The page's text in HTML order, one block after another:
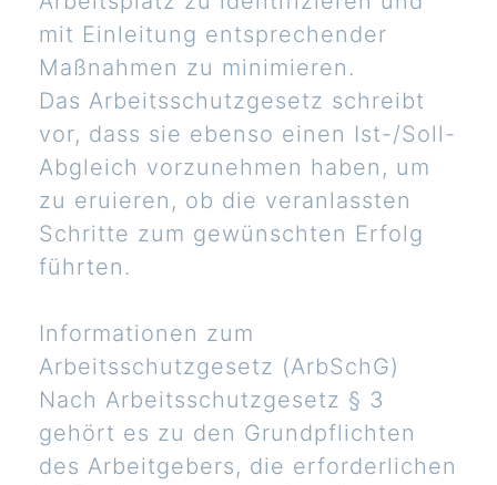
mit Einleitung entsprechender
Maßnahmen zu minimieren.
Das Arbeitsschutzgesetz schreibt
vor, dass sie ebenso einen Ist-/Soll-
Abgleich vorzunehmen haben, um
zu eruieren, ob die veranlassten
Schritte zum gewünschten Erfolg
führten.
Informationen zum
Arbeitsschutzgesetz (ArbSchG)
Nach Arbeitsschutzgesetz § 3
gehört es zu den Grundpflichten
des Arbeitgebers, die erforderlichen